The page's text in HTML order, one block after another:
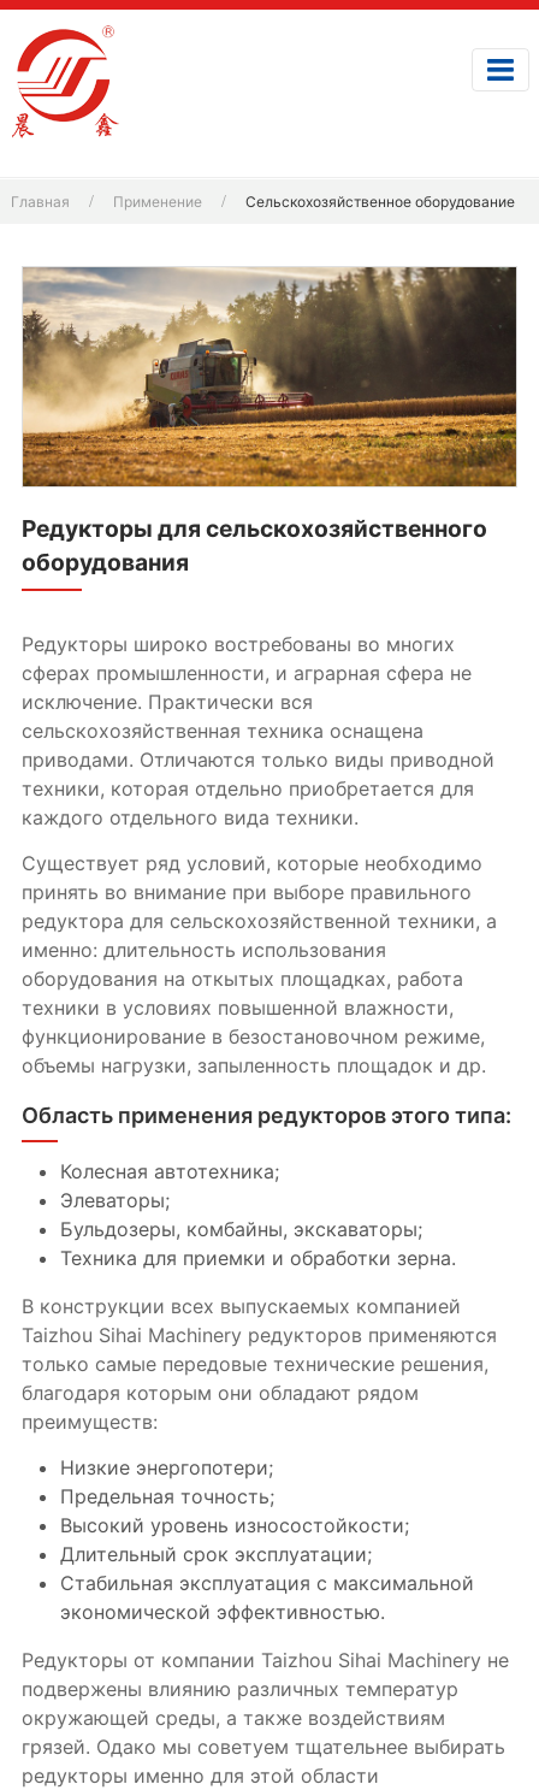
Главная Применение Сельскохозяйственное оборудование
Редукторы для сельскохозяйственного
оборудования
Редукторы широко востребованы во многих
сферах промышленности, и аграрная сфера не
исключение. Практически вся
сельскохозяйственная техника оснащена
приводами. Отличаются только виды приводной
техники, которая отдельно приобретается для
каждого отдельного вида техники.
Существует ряд условий, которые необходимо
принять во внимание при выборе правильного
редуктора для сельскохозяйственной техники, а
именно: длительность использования
оборудования на откытых площадках, работа
техники в условиях повышенной влажности,
функционирование в безостановочном режиме,
объемы нагрузки, запыленность площадок и др.
Область применения редукторов этого типа:
Колесная автотехника;
Элеваторы;
Бульдозеры, комбайны, экскаваторы;
Техника для приемки и обработки зерна.
В конструкции всех выпускаемых компанией
Taizhou Sihai Machinery редукторов применяются
только самые передовые технические решения,
благодаря которым они обладают рядом
преимуществ:
Низкие энергопотери;
Предельная точность;
Высокий уровень износостойкости;
Длительный срок эксплуатации;
Стабильная эксплуатация с максимальной
экономической эффективностью.
Редукторы от компании Taizhou Sihai Machinery не
подвержены влиянию различных температур
окружающей среды, а также воздействиям
грязей. Одако мы советуем тщательнее выбирать
редукторы именно для этой области